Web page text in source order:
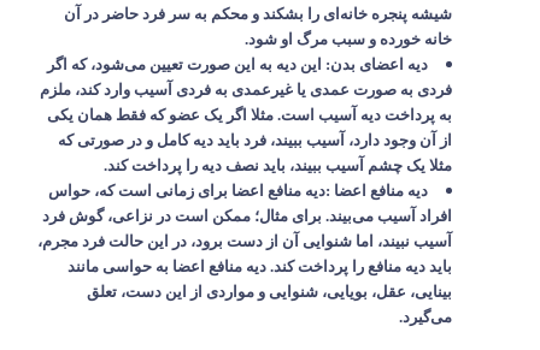
شیشه پنجره خانه‌ای را بشکند و محکم به سر فرد حاضر در آن
خانه خورده و سبب مرگ او شود.
دیه اعضای بدن: این دیه به این صورت تعیین می‌شود، که اگر
فردی به صورت عمدی یا غیرعمدی به فردی آسیب وارد کند، ملزم
به پرداخت دیه آسیب است. مثلا اگر یک عضو که فقط همان یکی
از آن وجود دارد، آسیب ببیند، فرد باید دیه کامل و در صورتی که
مثلا یک چشم آسیب ببیند، باید نصف دیه را پرداخت کند.
دیه منافع اعضا :دیه منافع اعضا برای زمانی است که، حواس
افراد آسیب می‌بیند. برای مثال؛ ممکن است در نزاعی، گوش فرد
آسیب نبیند، اما شنوایی آن از دست برود، در این حالت فرد مجرم،
باید دیه منافع را پرداخت کند. دیه منافع اعضا به حواسی مانند
بینایی، عقل، بویایی، شنوایی و مواردی از این دست، تعلق
می‌گیرد.